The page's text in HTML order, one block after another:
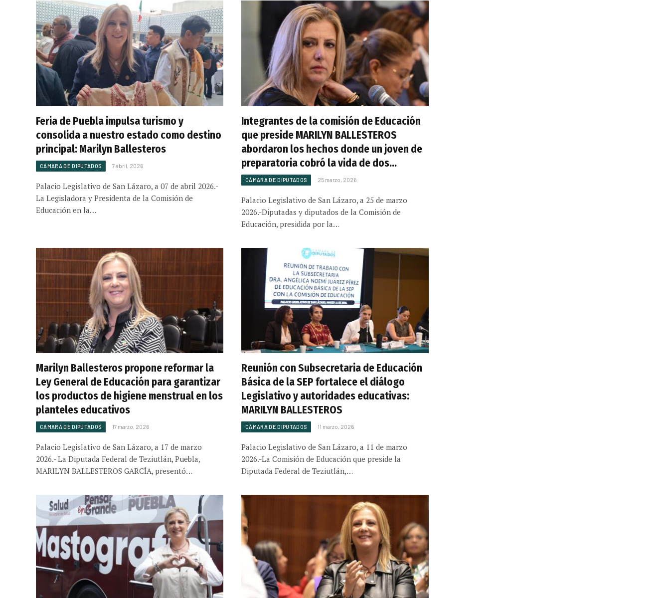
Feria de Puebla impulsa turismo y
consolida a nuestro estado como destino
principal: Marilyn Ballesteros
CÁMARA DE DIPUTADOS 7 abril, 2026
Palacio Legislativo de San Lázaro, a 07 de abril 2026.-
La Legisladora y Presidenta de la Comisión de
Educación en la…
Integrantes de la comisión de Educación
que preside MARILYN BALLESTEROS
abordaron los hechos donde un joven de
preparatoria cobró la vida de dos
maestras en Michoacán
CÁMARA DE DIPUTADOS 25 marzo, 2026
Palacio Legislativo de San Lázaro, a 25 de marzo
2026.-Diputadas y diputados de la Comisión de
Educación, presidida por la…
Marilyn Ballesteros propone reformar la
Ley General de Educación para garantizar
los productos de higiene menstrual en los
planteles educativos
CÁMARA DE DIPUTADOS 17 marzo, 2026
Palacio Legislativo de San Lázaro, a 17 de marzo
2026.- La Diputada Federal de Teziutlán, Puebla,
MARILYN BALLESTEROS GARCÍA, presentó…
Reunión con Subsecretaria de Educación
Básica de la SEP fortalece el diálogo
Legislativo y autoridades educativas:
MARILYN BALLESTEROS
CÁMARA DE DIPUTADOS 11 marzo, 2026
Palacio Legislativo de San Lázaro, a 11 de marzo
2026.-La Comisión de Educación que preside la
Diputada Federal de Teziutlán,…